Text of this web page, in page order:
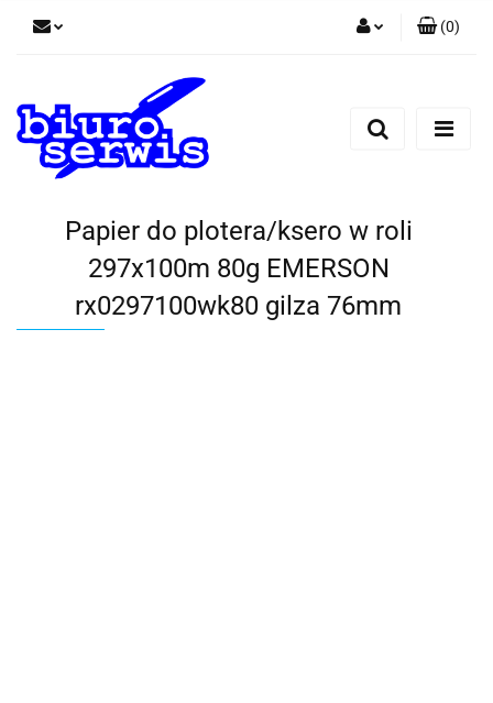
Zarejestruj się
(0)
Papier do plotera/ksero w roli
297x100m 80g EMERSON
rx0297100wk80 gilza 76mm